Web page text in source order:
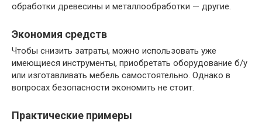
обработки древесины и металлообработки — другие.
Экономия средств
Чтобы снизить затраты, можно использовать уже
имеющиеся инструменты, приобретать оборудование б/у
или изготавливать мебель самостоятельно. Однако в
вопросах безопасности экономить не стоит.
Практические примеры